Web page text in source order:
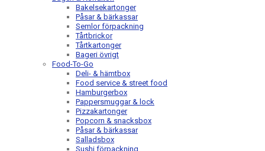
Bakelsekartonger
Påsar & bärkassar
Semlor förpackning
Tårtbrickor
Tårtkartonger
Bageri övrigt
Food-To-Go
Deli- & hämtbox
Food service & street food
Hamburgerbox
Pappersmuggar & lock
Pizzakartonger
Popcorn & snacksbox
Påsar & bärkassar
Salladsbox
Sushi förpackning